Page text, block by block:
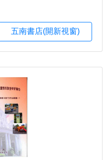
五南書店(開新視窗)